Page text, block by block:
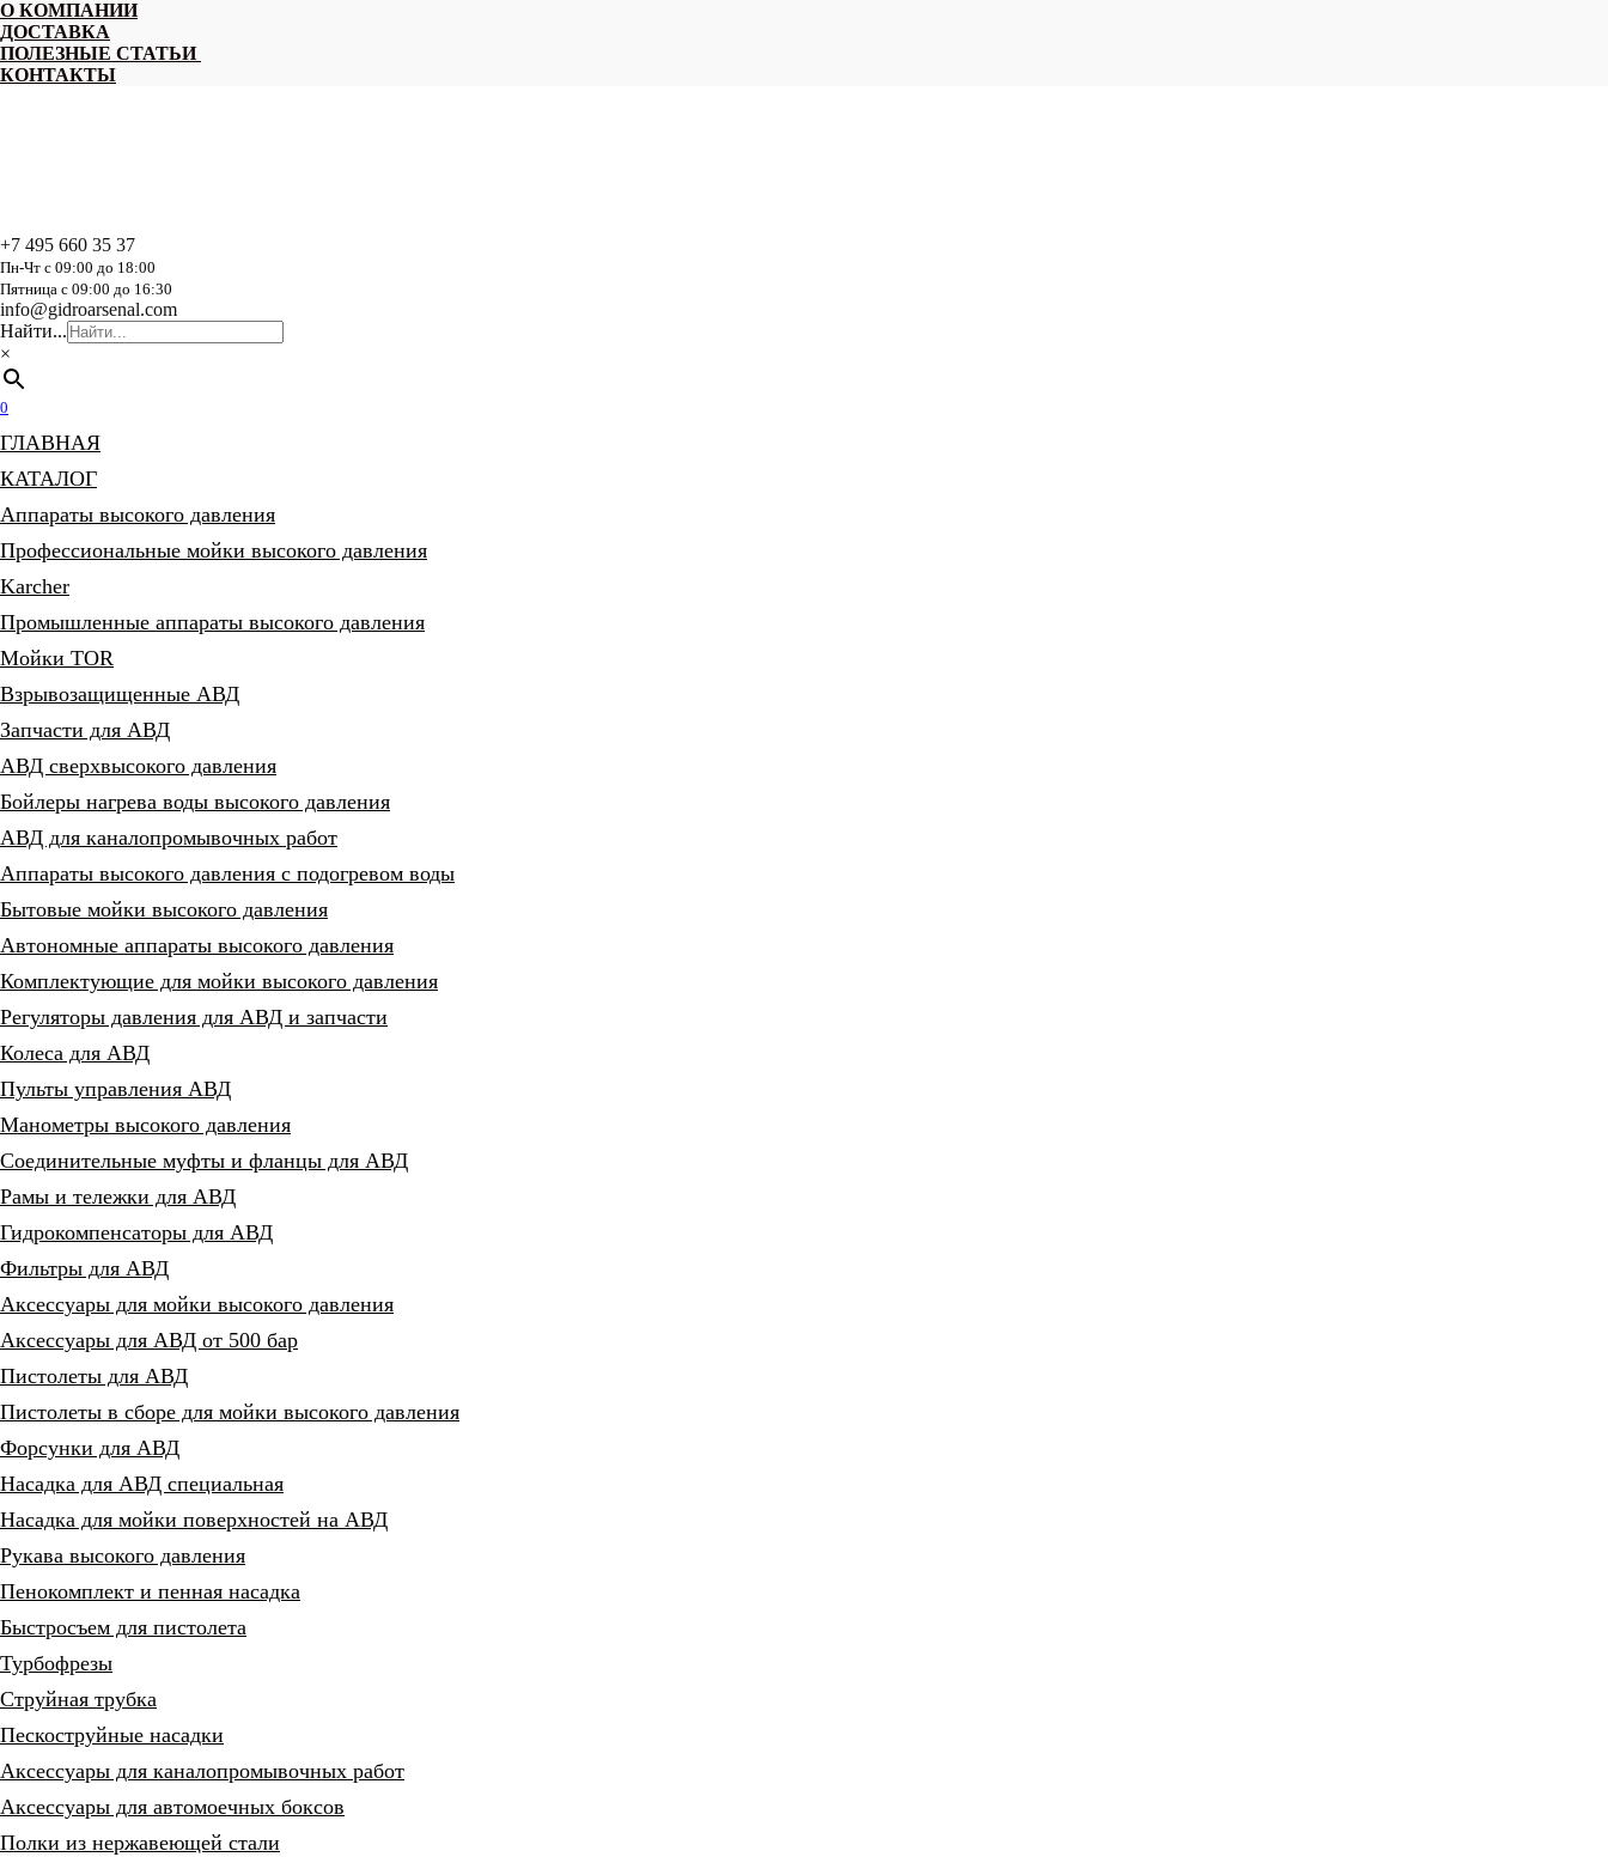
Перейти
к
содержанию
О КОМПАНИИ
ДОСТАВКА
ПОЛЕЗНЫЕ СТАТЬИ
КОНТАКТЫ
+7 495 660 35 37
Пн-Чт с 09:00 до 18:00
Пятница с 09:00 до 16:30
info@gidroarsenal.com
Найти...
×
0
ГЛАВНАЯ
КАТАЛОГ
Аппараты высокого давления
Профессиональные мойки высокого давления
Karcher
Промышленные аппараты высокого давления
Мойки TOR
Взрывозащищенные АВД
Запчасти для АВД
АВД сверхвысокого давления
Бойлеры нагрева воды высокого давления
АВД для каналопромывочных работ
Аппараты высокого давления с подогревом воды
Бытовые мойки высокого давления
Автономные аппараты высокого давления
Комплектующие для мойки высокого давления
Регуляторы давления для АВД и запчасти
Колеса для АВД
Пульты управления АВД
Манометры высокого давления
Соединительные муфты и фланцы для АВД
Рамы и тележки для АВД
Гидрокомпенсаторы для АВД
Фильтры для АВД
Аксессуары для мойки высокого давления
Аксессуары для АВД от 500 бар
Пистолеты для АВД
Пистолеты в сборе для мойки высокого давления
Форсунки для АВД
Насадка для АВД специальная
Насадка для мойки поверхностей на АВД
Рукава высокого давления
Пенокомплект и пенная насадка
Быстросъем для пистолета
Турбофрезы
Струйная трубка
Пескоструйные насадки
Аксессуары для каналопромывочных работ
Аксессуары для автомоечных боксов
Полки из нержавеющей стали